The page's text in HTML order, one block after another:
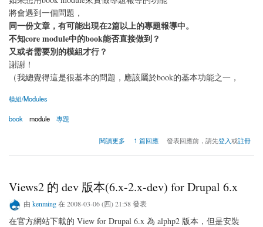
將會遇到一個問題，
同一份文章，有可能出現在2篇以上的專題報導中。
不知core module中的book能否直接做到？
又或者需要別的模組才行？
謝謝！
（我總覺得這是很基本的問題，應該屬於book的基本功能之一，
模組/Modules
book module 專題
閱讀更多
關於請問同一個node可以棣屬於2個以上的手冊嗎？1 篇回應 發表回應前，請先登入或註冊
Views2 的 dev 版本(6.x-2.x-dev) for Drupal 6.x
由 kenming在 2008-03-06 (四) 21:58 發表
在官方網站下載的 View for Drupal 6.x 為 alphp2 版本，但是安裝